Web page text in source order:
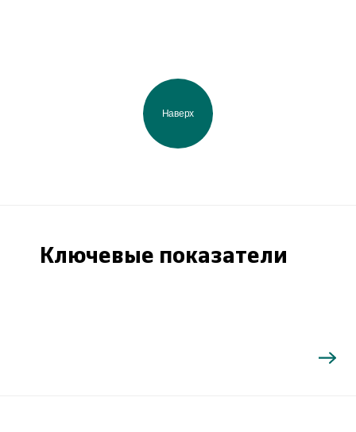
Наверх
Ключевые показатели